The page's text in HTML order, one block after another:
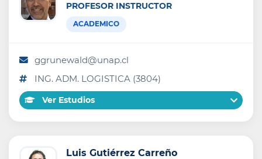
PROFESOR INSTRUCTOR
ACADEMICO
ggrunewald@unap.cl
ING. ADM. LOGISTICA (3804)
Ver Estudios
Luis Gutiérrez Carreño